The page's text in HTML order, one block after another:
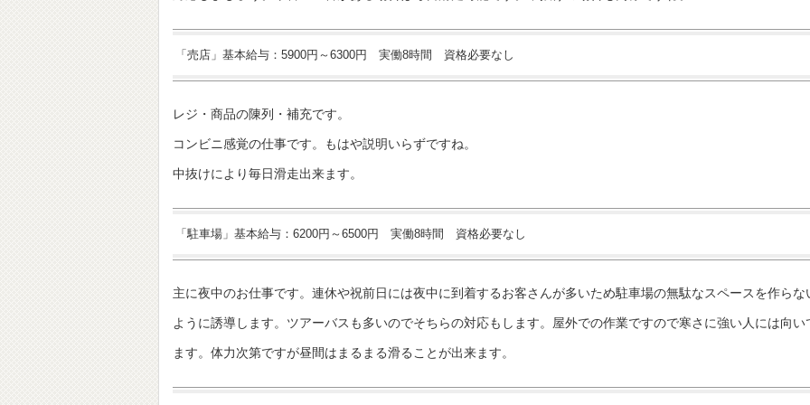
「売店」基本給与：5900円～6300円 実働8時間 資格必要なし
レジ・商品の陳列・補充です。
コンビニ感覚の仕事です。もはや説明いらずですね。
中抜けにより毎日滑走出来ます。
「駐車場」基本給与：6200円～6500円 実働8時間 資格必要なし
主に夜中のお仕事です。連休や祝前日には夜中に到着するお客さんが多いため駐車場の無駄なスペースを作らな
ように誘導します。ツアーバスも多いのでそちらの対応もします。屋外での作業ですので寒さに強い人には向い
ます。体力次第ですが昼間はまるまる滑ることが出来ます。